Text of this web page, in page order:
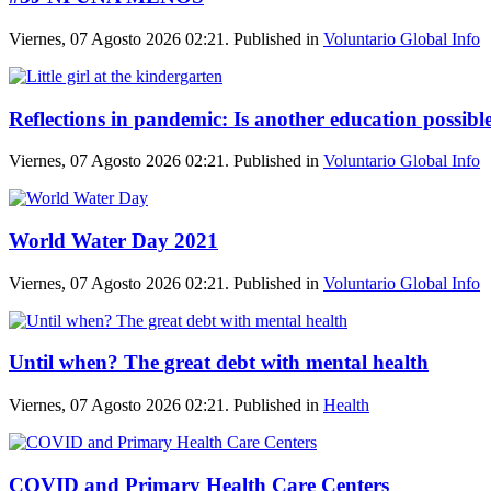
Viernes, 07 Agosto 2026 02:21. Published in Voluntario Global Info
Reflections in pandemic: Is another education
Viernes, 07 Agosto 2026 02:21. Published in Voluntario Global Info
World Water Day 2021
Viernes, 07 Agosto 2026 02:21. Published in Voluntario Global Info
Until when? The great debt with mental health
Viernes, 07 Agosto 2026 02:21. Published in Health
COVID and Primary Health Care Centers